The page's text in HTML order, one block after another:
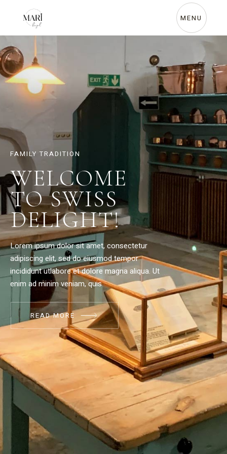
MENU
READ MORE
FAMILY TRADITION
WELCOME
TO SWISS
DELIGHT!
Lorem ipsum dolor sit amet, consectetur
adipiscing elit, sed do eiusmod tempor
incididunt utlabore et dolore magna aliqua. Ut
enim ad minim veniam, quis